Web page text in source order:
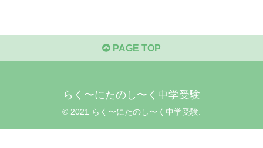
PAGE TOP
らく〜にたのし〜く中学受験
© 2021 らく〜にたのし〜く中学受験.